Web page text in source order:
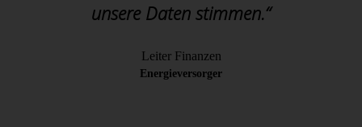
unsere Daten stimmen.“
Leiter Finanzen
Energieversorger